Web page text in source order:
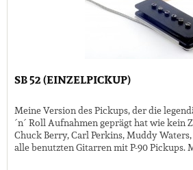
SB 52 (EINZELPICKUP)
Meine Version des Pickups, der die
´n´ Roll Aufnahmen geprägt hat wie kein
Chuck Berry, Carl Perkins, Muddy
alle benutzten Gitarren mit P-90 Pickups.